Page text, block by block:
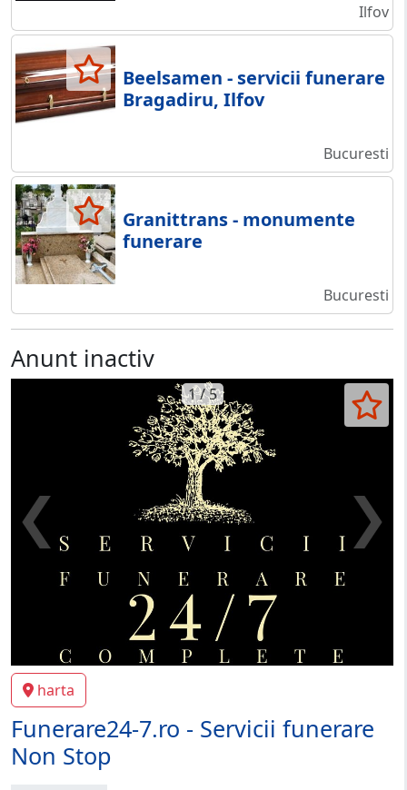
Ilfov
Beelsamen - servicii funerare
Bragadiru, Ilfov
Bucuresti
Granittrans - monumente
funerare
Bucuresti
Anunt inactiv
1 / 5
harta
Funerare24-7.ro - Servicii funerare
Non Stop